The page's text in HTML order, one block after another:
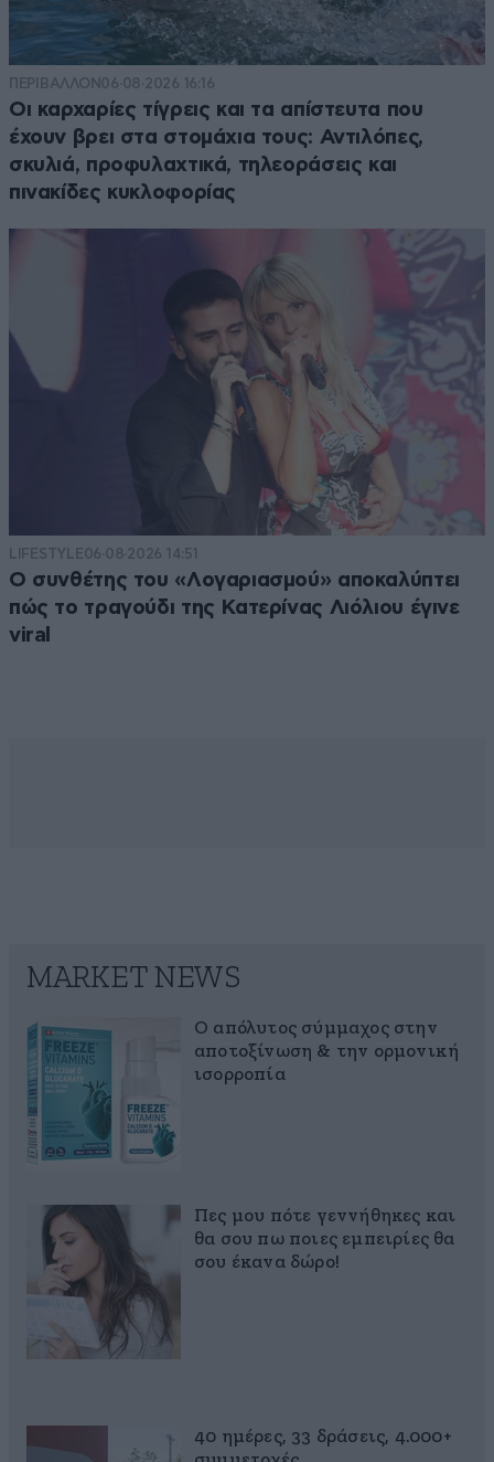
ΠΕΡΙΒΑΛΛΟΝ06·08·2026 16:16
Οι καρχαρίες τίγρεις και τα απίστευτα που
έχουν βρει στα στομάχια τους: Αντιλόπες,
σκυλιά, προφυλαχτικά, τηλεοράσεις και
πινακίδες κυκλοφορίας
LIFESTYLE06·08·2026 14:51
Ο συνθέτης του «Λογαριασμού» αποκαλύπτει
πώς το τραγούδι της Κατερίνας Λιόλιου έγινε
viral
MARKET NEWS
Ο απόλυτος σύμμαχος στην
αποτοξίνωση & την ορμονική
ισορροπία
Πες μου πότε γεννήθηκες και
θα σου πω ποιες εμπειρίες θα
σου έκανα δώρο!
40 ημέρες, 33 δράσεις, 4.000+